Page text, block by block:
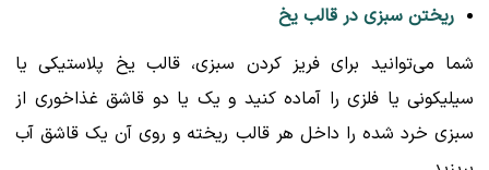
ریختن سبزی در قالب یخ
شما می‌توانید برای فریز کردن سبزی، قالب یخ پلاستیکی یا
سیلیکونی یا فلزی را آماده کنید و یک یا دو قاشق غذاخوری از
سبزی خرد شده را داخل هر قالب ریخته و روی آن یک قاشق آب